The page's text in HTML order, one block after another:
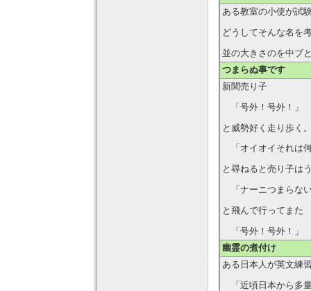
ある教室の小使が試
どうしてそんな名を
並の大きさのを中ブ
つまらぬ事です
新聞売り子
「号外！号外！」
と威勢好く走り歩く
「オイオイそれは
と尋ねると売り子は
「ナーニつまらな
と飛んで行ってまた
「号外！号外！」
幽霊の煮付け
ある日本人が英文練
「近頃日本から多